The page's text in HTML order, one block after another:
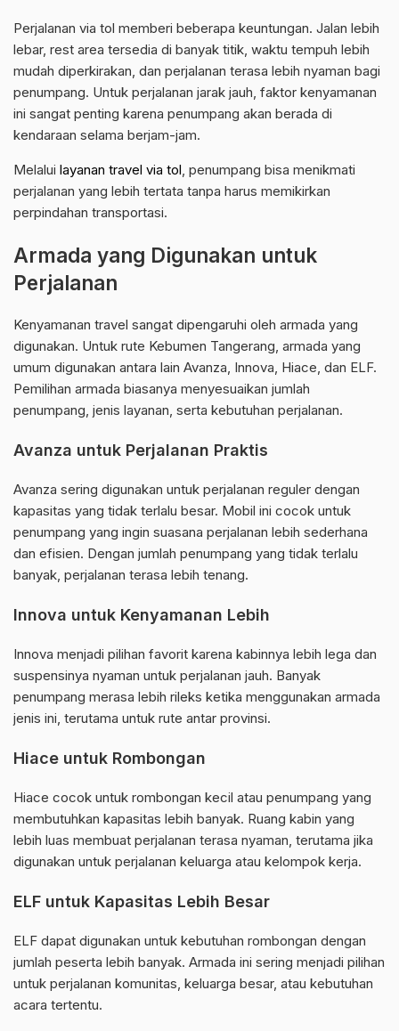
Perjalanan via tol memberi beberapa keuntungan. Jalan lebih
lebar, rest area tersedia di banyak titik, waktu tempuh lebih
mudah diperkirakan, dan perjalanan terasa lebih nyaman bagi
penumpang. Untuk perjalanan jarak jauh, faktor kenyamanan
ini sangat penting karena penumpang akan berada di
kendaraan selama berjam-jam.
Melalui layanan travel via tol, penumpang bisa menikmati
perjalanan yang lebih tertata tanpa harus memikirkan
perpindahan transportasi.
Armada yang Digunakan untuk
Perjalanan
Kenyamanan travel sangat dipengaruhi oleh armada yang
digunakan. Untuk rute Kebumen Tangerang, armada yang
umum digunakan antara lain Avanza, Innova, Hiace, dan ELF.
Pemilihan armada biasanya menyesuaikan jumlah
penumpang, jenis layanan, serta kebutuhan perjalanan.
Avanza untuk Perjalanan Praktis
Avanza sering digunakan untuk perjalanan reguler dengan
kapasitas yang tidak terlalu besar. Mobil ini cocok untuk
penumpang yang ingin suasana perjalanan lebih sederhana
dan efisien. Dengan jumlah penumpang yang tidak terlalu
banyak, perjalanan terasa lebih tenang.
Innova untuk Kenyamanan Lebih
Innova menjadi pilihan favorit karena kabinnya lebih lega dan
suspensinya nyaman untuk perjalanan jauh. Banyak
penumpang merasa lebih rileks ketika menggunakan armada
jenis ini, terutama untuk rute antar provinsi.
Hiace untuk Rombongan
Hiace cocok untuk rombongan kecil atau penumpang yang
membutuhkan kapasitas lebih banyak. Ruang kabin yang
lebih luas membuat perjalanan terasa nyaman, terutama jika
digunakan untuk perjalanan keluarga atau kelompok kerja.
ELF untuk Kapasitas Lebih Besar
ELF dapat digunakan untuk kebutuhan rombongan dengan
jumlah peserta lebih banyak. Armada ini sering menjadi pilihan
untuk perjalanan komunitas, keluarga besar, atau kebutuhan
acara tertentu.